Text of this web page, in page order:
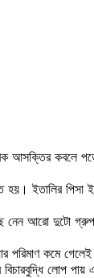
আসক্তির
ইতালির পিসা
নেন আরো দুটো
কমে গেলেই
লোপ পায়